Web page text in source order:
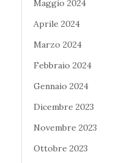
Maggio 2024
Aprile 2024
Marzo 2024
Febbraio 2024
Gennaio 2024
Dicembre 2023
Novembre 2023
Ottobre 2023